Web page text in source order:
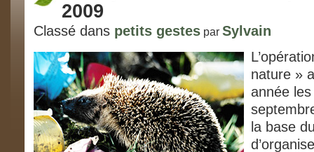
2009
Classé dans petits gestes par Sylvain
nature »
année
la base